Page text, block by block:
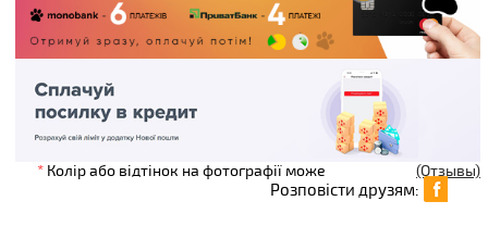
(Отзывы)
Розповісти друзям:
*Колір або відтінок на фотографії може